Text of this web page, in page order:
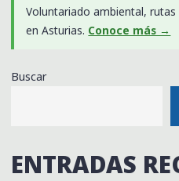
Voluntariado ambiental,
en Asturias. Conoce más →
Buscar
ENTRADAS